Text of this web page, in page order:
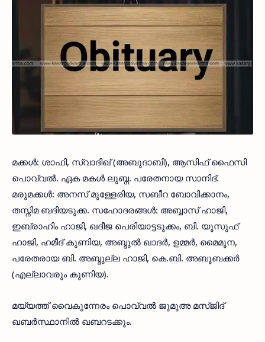
മക്കൾ: ശാഫി, സ്വാദിഖ് (അബുദാബി), ആസിഫ് ഫൈസി
പൊവ്വൽ. ഏക മകൾ ലുബ്ന. പരേതനായ സാനിദ്.
മരുമക്കൾ: അനസ് മുള്ളേരിയ, സബീറ ബോവിക്കാനം,
തസ്നിമ ബദിയടുക്ക. സഹോദരങ്ങൾ: അബ്ബാസ് ഹാജി,
ഇബ്രാഹിം ഹാജി, ഖദീജ പെരിയാട്ടടുക്കം, ബി. യൂസുഫ്
ഹാജി, ഹമീദ് കുണിയ, അബ്ദുൽ ഖാദർ, ഉമ്മർ, മൈമൂന,
പരേതരായ ബി. അബ്ദുല്ല ഹാജി, കെ.ബി. അബൂബക്കർ
(എല്ലാവരും കുണിയ).
മയ്യത്ത് വൈകുന്നേരം പൊവ്വൽ ജുമുഅ മസ്ജിദ്
ഖബർസ്ഥാനിൽ ഖബറടക്കും.